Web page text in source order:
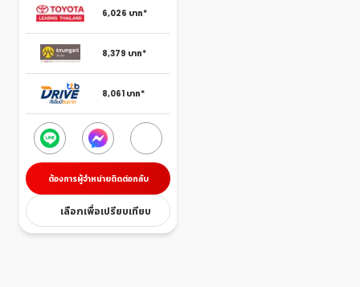
6,026 บาท*
8,379 บาท*
8,061 บาท*
ต้องการผู้จำหน่ายติดต่อกลับ
เลือกเพื่อเปรียบเทียบ